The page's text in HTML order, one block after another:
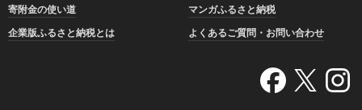
寄附金の使い道
マンガふるさと納税
企業版ふるさと納税とは
よくあるご質問・お問い合わせ